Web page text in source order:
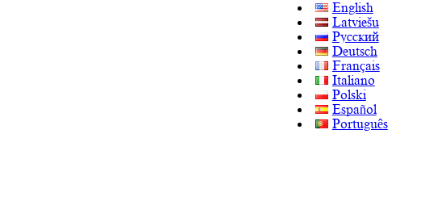
English
Latviešu
Русский
Deutsch
Français
Italiano
Polski
Español
Português